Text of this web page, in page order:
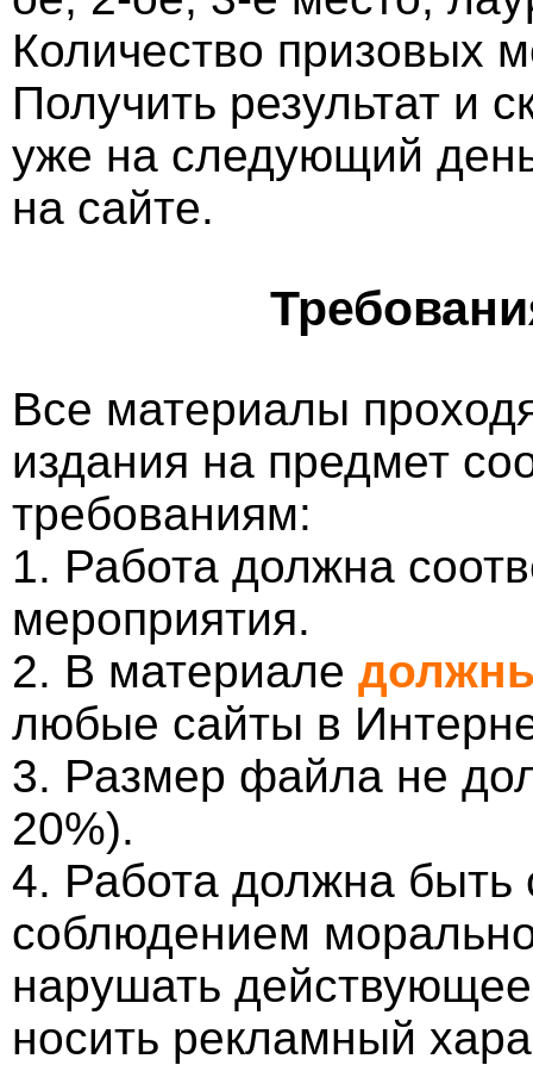
Количество призовых
Получить результат и
уже на следующий
на сайте.
Все материалы
издания на предмет
требованиям:
1. Работа должна
мероприятия.
2. В материале
любые сайты в
3. Размер файла не
20%).
4. Работа должна
соблюдением
нарушать
носить рекламный